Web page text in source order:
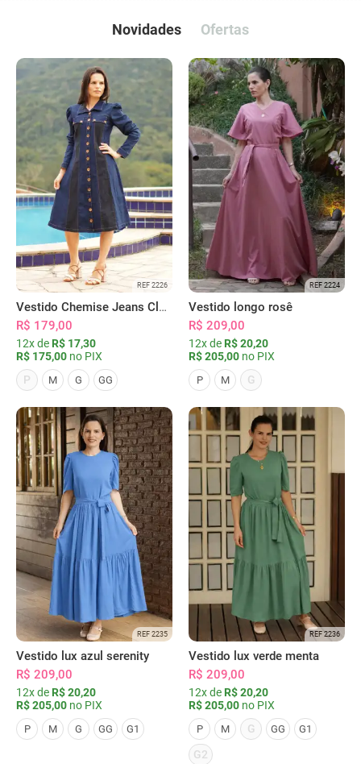
Novidades Ofertas
REF 2226
Vestido Chemise Jeans Clássica Serena
R$ 179,00
12x de R$ 17,30
R$ 175,00 no PIX
P
M G GG
REF 2224
Vestido longo rosê
R$ 209,00
12x de R$ 20,20
R$ 205,00 no PIX
P M G
REF 2235
Vestido lux azul serenity
R$ 209,00
12x de R$ 20,20
R$ 205,00 no PIX
P M G GG G1
REF 2236
Vestido lux verde menta
R$ 209,00
12x de R$ 20,20
R$ 205,00 no PIX
P M G GG G1
G2